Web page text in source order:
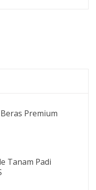
Premium
Tanam Padi